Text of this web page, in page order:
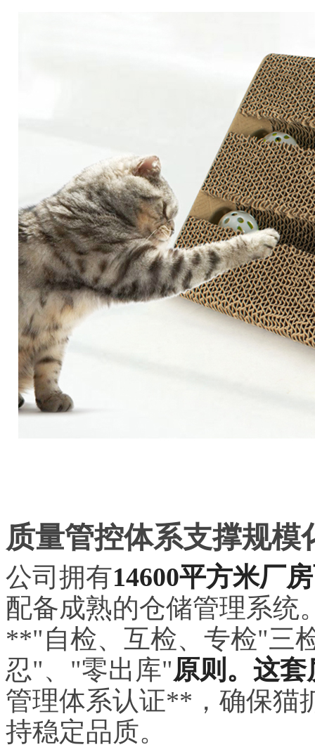
质量管控体系支撑规模
公司拥有14600平方米厂
配备成熟的仓储管理系统
**"自检、互检、专检"三
忍"、"零出库"原则。这
管理体系认证**，确保猫
持稳定品质。